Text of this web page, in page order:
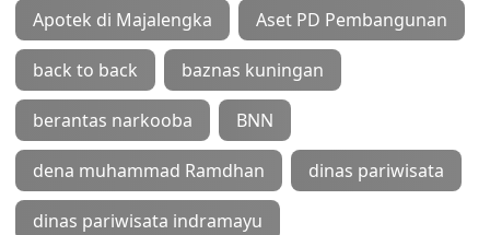
Apotek di Majalengka Aset PD Pembangunan
back to back baznas kuningan
berantas narkooba BNN
dena muhammad Ramdhan dinas pariwisata
dinas pariwisata indramayu